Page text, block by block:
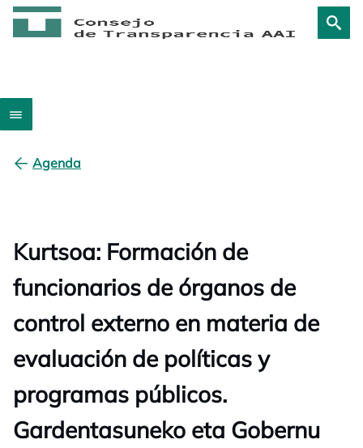
Agenda
Kurtsoa: Formación de
funcionarios de órganos de
control externo en materia de
evaluación de políticas y
programas públicos.
Gardentasuneko eta Gobernu